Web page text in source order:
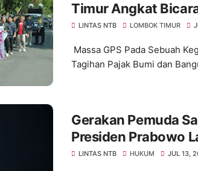
Timur Angkat
Bedakan Diri
LINTAS NTB LOMBOK TIMUR
Massa GPS Pada Sebuah
Tagihan Pajak Bumi dan
Gerakan Pemuda
Presiden Prabowo
Perkara di Kejagung
LINTAS NTB HUKUM JUL 13,